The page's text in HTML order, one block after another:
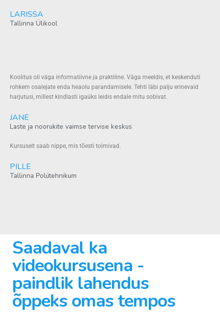
LARISSA
Tallinna Ülikool
Koolitus oli väga informatiivne ja praktiline. Väga meeldis, et keskenduti
rohkem osalejate enda heaolu parandamisele. Tehti läbi palju erinevaid
harjutusi, millest kindlasti igaüks leidis endale mitu sobivat.
JANE
Laste ja noorukite vaimse tervise keskus
Kursuselt saab nippe, mis tõesti toimivad.
PILLE
Tallinna Polütehnikum
Saadaval ka
videokursusena -
paindlik lahendus
õppeks omas tempos